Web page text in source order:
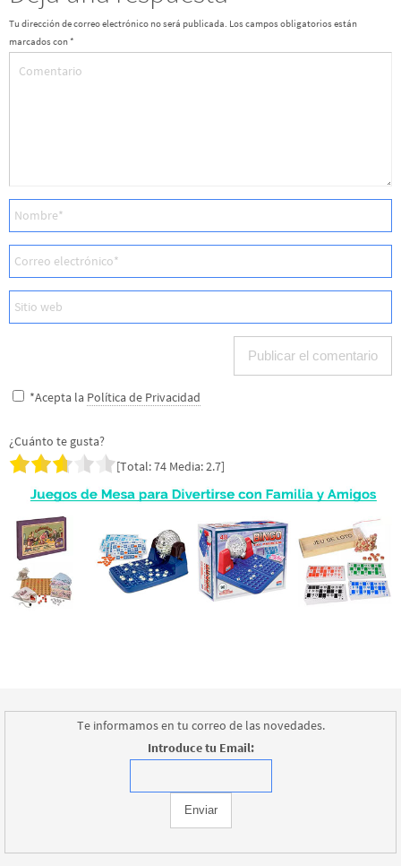
Tu dirección de correo electrónico no será publicada. Los campos obligatorios están
marcados con*
*Acepta la Política de Privacidad
¿Cuánto te gusta?
[Total:74 Media:2.7]
Te informamos en tu correo de las novedades.
Introduce tu Email: